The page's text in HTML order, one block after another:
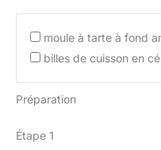
moule à tarte à fond
billes de cuisson en
Préparation
Étape 1